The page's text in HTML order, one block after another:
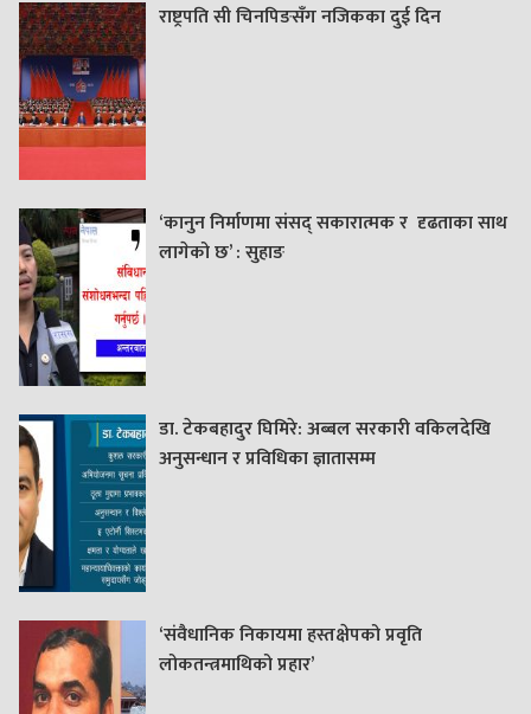
राष्ट्रपति सी चिनपिङसँग नजिकका दुई दिन
‘कानुन निर्माणमा संसद् सकारात्मक र दृढताका साथ
लागेको छ’ : सुहाङ
डा. टेकबहादुर घिमिरे: अब्बल सरकारी वकिलदेखि
अनुसन्धान र प्रविधिका ज्ञातासम्म
‘संवैधानिक निकायमा हस्तक्षेपको प्रवृति
लोकतन्त्रमाथिको प्रहार’